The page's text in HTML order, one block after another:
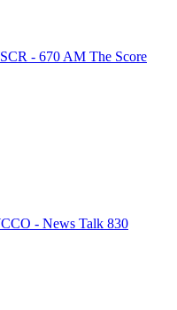
- 670 AM The Score
- News Talk 830